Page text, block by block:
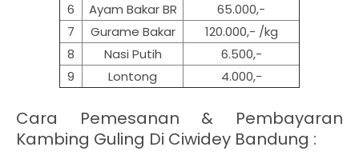
6
Ayam Bakar BR
65.000,-
7
Gurame Bakar
120.000,- /kg
8
Nasi Putih
6.500,-
9
Lontong 4.000,-
Cara Pemesanan & Pembayaran
Kambing Guling Di Ciwidey Bandung :